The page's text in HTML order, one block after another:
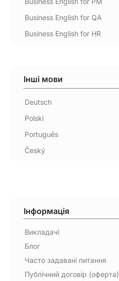
Business English for QA
Business English for HR
Інші мови
Deutsch
Polski
Português
Český
Інформація
Викладачі
Блог
Часто задавані питання
Публічний договір (оферта)